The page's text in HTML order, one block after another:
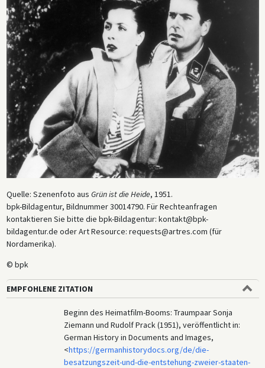
Quelle: Szenenfoto aus Grün ist die Heide, 1951.
bpk-Bildagentur, Bildnummer 30014790. Für Rechteanfragen
kontaktieren Sie bitte die bpk-Bildagentur: kontakt@bpk-
bildagentur.de oder Art Resource: requests@artres.com (für
Nordamerika).
© bpk
EMPFOHLENE ZITATION
Beginn des Heimatfilm-Booms: Traumpaar Sonja
Ziemann und Rudolf Prack (1951), veröffentlicht in:
German History in Documents and Images,
<https://germanhistorydocs.org/de/die-
besatzungszeit-und-die-entstehung-zweier-staaten-